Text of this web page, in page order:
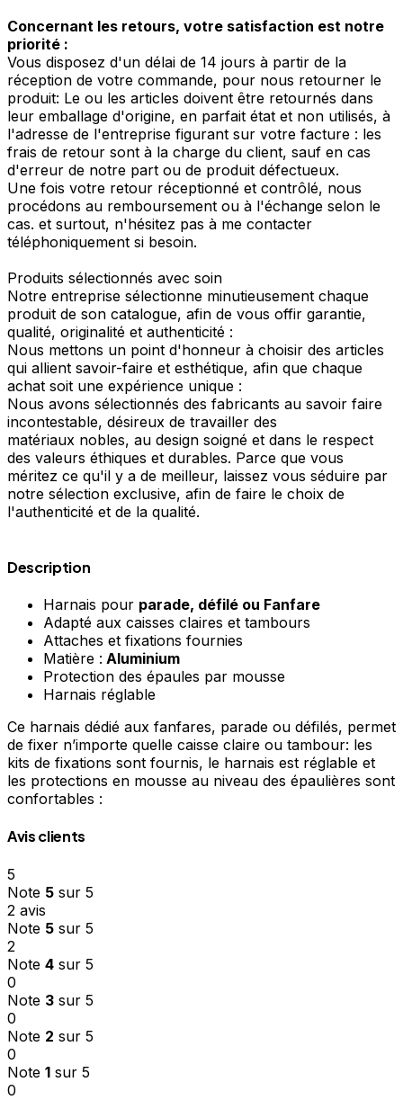
Concernant les retours, votre satisfaction est notre
priorité :
Vous disposez d'un délai de 14 jours à partir de la
réception de votre commande, pour nous retourner le
produit: Le ou les articles doivent être retournés dans
leur emballage d'origine, en parfait état et non utilisés, à
l'adresse de l'entreprise figurant sur votre facture : les
frais de retour sont à la charge du client, sauf en cas
d'erreur de notre part ou de produit défectueux.
Une fois votre retour réceptionné et contrôlé, nous
procédons au remboursement ou à l'échange selon le
cas. et surtout, n'hésitez pas à me contacter
téléphoniquement si besoin.
Produits sélectionnés avec soin
Notre entreprise sélectionne minutieusement chaque
produit de son catalogue, afin de vous offir garantie,
qualité, originalité et authenticité :
Nous mettons un point d'honneur à choisir des articles
qui allient savoir-faire et esthétique, afin que chaque
achat soit une expérience unique :
Nous avons sélectionnés des fabricants au savoir faire
incontestable, désireux de travailler des
matériaux nobles, au design soigné et dans le respect
des valeurs éthiques et durables. Parce que vous
méritez ce qu'il y a de meilleur, laissez vous séduire par
notre sélection exclusive, afin de faire le choix de
l'authenticité et de la qualité.
Description
Harnais pour parade, défilé ou Fanfare
Adapté aux caisses claires et tambours
Attaches et fixations fournies
Matière : Aluminium
Protection des épaules par mousse
Harnais réglable
Ce harnais dédié aux fanfares, parade ou défilés, permet
de fixer n’importe quelle caisse claire ou tambour: les
kits de fixations sont fournis, le harnais est réglable et
les protections en mousse au niveau des épaulières sont
confortables :
Avis clients
5
Note 5 sur 5
2 avis
Note 5 sur 5
2
Note 4 sur 5
0
Note 3 sur 5
0
Note 2 sur 5
0
Note 1 sur 5
0